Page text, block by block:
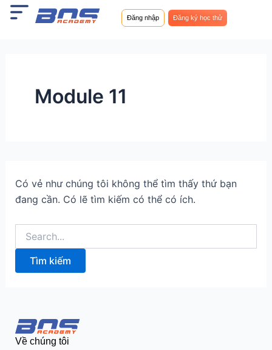
Nhảy
tới
Đăng nhập Đăng ký học thử
Module 11
Có vẻ như chúng tôi không thể tìm thấy thứ bạn
đang cần. Có lẽ tìm kiếm có thể có ích.
Tìm
kiếm:
Về chúng tôi